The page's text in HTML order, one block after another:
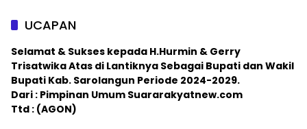
UCAPAN
Selamat & Sukses kepada H.Hurmin & Gerry
Trisatwika Atas di Lantiknya Sebagai Bupati dan Wakil
Bupati Kab. Sarolangun Periode 2024-2029.
Dari : Pimpinan Umum Suararakyatnew.com
Ttd : (AGON)